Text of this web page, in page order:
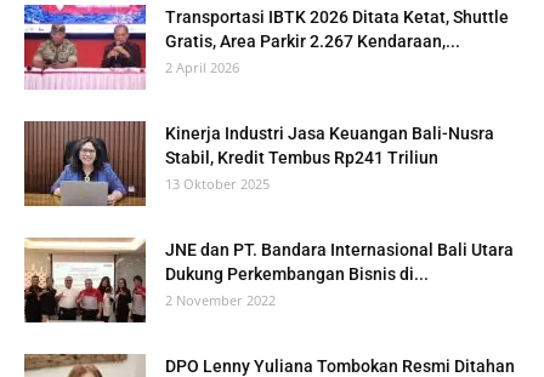
Transportasi IBTK 2026 Ditata Ketat, Shuttle
Gratis, Area Parkir 2.267 Kendaraan,...
2 April 2026
Kinerja Industri Jasa Keuangan Bali-Nusra
Stabil, Kredit Tembus Rp241 Triliun
13 Oktober 2025
JNE dan PT. Bandara Internasional Bali Utara
Dukung Perkembangan Bisnis di...
2 November 2022
DPO Lenny Yuliana Tombokan Resmi Ditahan